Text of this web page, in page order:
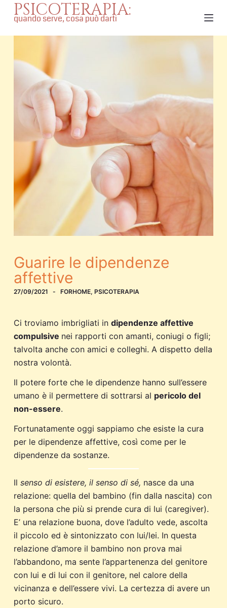
S
l
u
o
PSICOTERAPIA:
quando serve, cosa può darti
Guarire le dipendenze
affettive
27/09/2021 FORHOME, PSICOTERAPIA
Ci troviamo imbrigliati in dipendenze affettive
compulsive nei rapporti con amanti, coniugi o figli;
talvolta anche con amici e colleghi. A dispetto della
nostra volontà.
Il potere forte che le dipendenze hanno sull’essere
umano è il permettere di sottrarsi al pericolo del
non-essere.
Fortunatamente oggi sappiamo che esiste la cura
per le dipendenze affettive, così come per le
dipendenze da sostanze.
Il senso di esistere, il senso di sé, nasce da una
relazione: quella del bambino (fin dalla nascita) con
la persona che più si prende cura di lui (caregiver).
E’ una relazione buona, dove l’adulto vede, ascolta
il piccolo ed è sintonizzato con lui/lei. In questa
relazione d’amore il bambino non prova mai
l’abbandono, ma sente l’appartenenza del genitore
con lui e di lui con il genitore, nel calore della
vicinanza e dell’essere vivi. La certezza di avere un
porto sicuro.